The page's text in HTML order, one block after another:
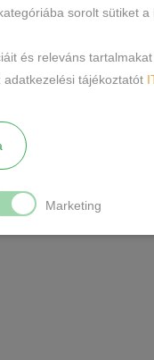
a csomag. Egyrészes
sorolt sütiket
és releváns
tájékoztatót
Marketing